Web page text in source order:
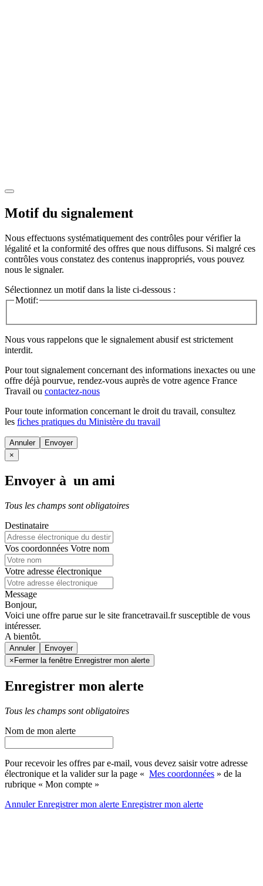
Motif du signalement
Nous effectuons systématiquement des contrôles pour vérifier la
légalité et la conformité des offres que nous diffusons. Si malgré ces
contrôles vous constatez des contenus inappropriés, vous pouvez
nous le signaler.
Sélectionnez un motif dans la liste ci-dessous :
Motif:
Nous vous rappelons que le signalement abusif est strictement
interdit.
Pour tout signalement concernant des informations inexactes ou une
offre déjà pourvue, rendez-vous auprès de votre agence France
Travail ou contactez-nous
Pour toute information concernant le droit du travail, consultez
les fiches pratiques du Ministère du travail
Annuler
×
Envoyer à un ami
Tous les champs sont obligatoires
Destinataire
Vos coordonnées Votre nom
Votre adresse électronique
Message
Bonjour,
Voici une offre parue sur le site francetravail.fr susceptible de vous
intéresser.
A bientôt.
Annuler
× Fermer la fenêtre Enregistrer mon alerte
Enregistrer mon alerte
Tous les champs sont obligatoires
Nom de mon alerte
Pour recevoir les offres par e-mail, vous devez saisir votre adresse
électronique et la valider sur la page « Mes coordonnées » de la
rubrique « Mon compte »
AnnulerEnregistrer mon alerte Enregistrermon alerte